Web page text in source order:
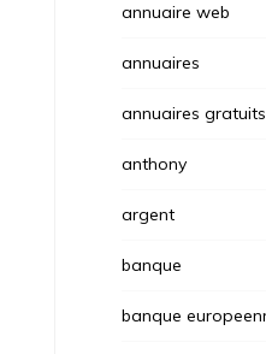
annuaire web
annuaires
annuaires gratuits
anthony
argent
banque
banque